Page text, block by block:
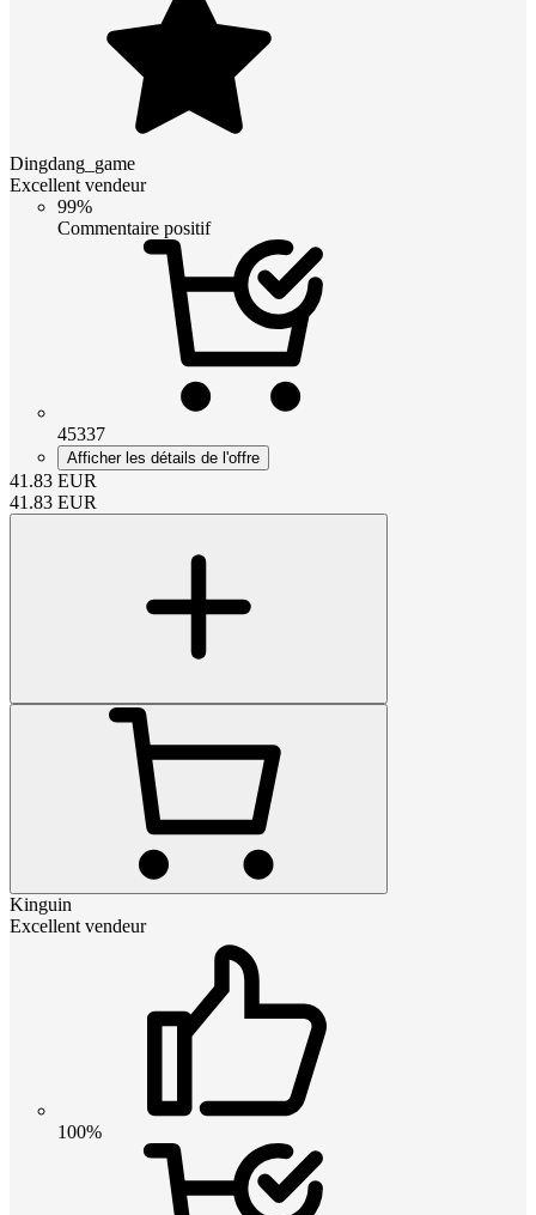
Dingdang_game
Excellent vendeur
99%
Commentaire positif
45337
Afficher les détails de l'offre
41.83 EUR
41.83 EUR
Kinguin
Excellent vendeur
100%